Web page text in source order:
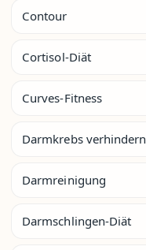
Contour
Cortisol-Diät
Curves-Fitness
Darmkrebs verhindern
Darmreinigung
Darmschlingen-Diät